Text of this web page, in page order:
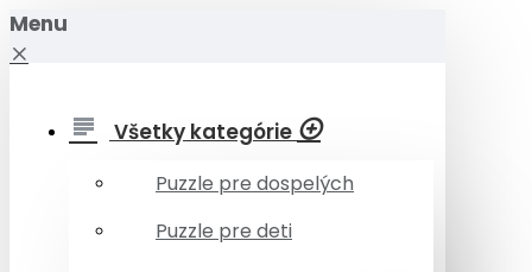
Menu
Všetky kategórie
Puzzle pre dospelých
Puzzle pre deti